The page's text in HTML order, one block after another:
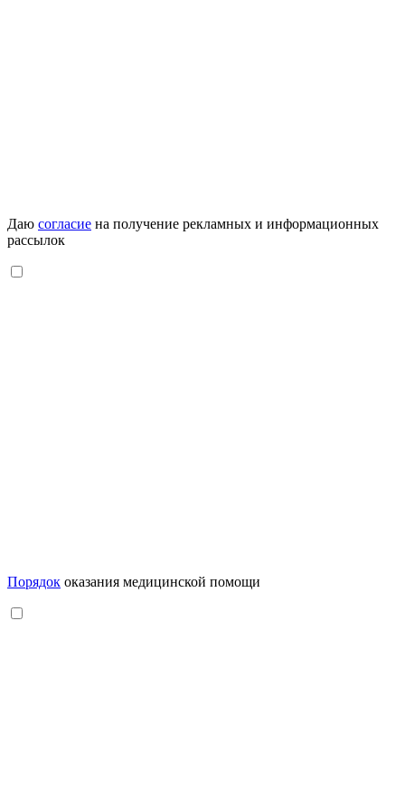
Даю согласие на получение рекламных и информационных
рассылок
Порядок оказания медицинской помощи